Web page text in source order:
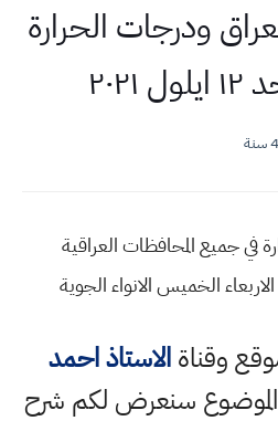
ودرجات الحرارة
جميع المحافظات العراقية
وقناةالاستاذ احمد
سنعرض لكم شرح